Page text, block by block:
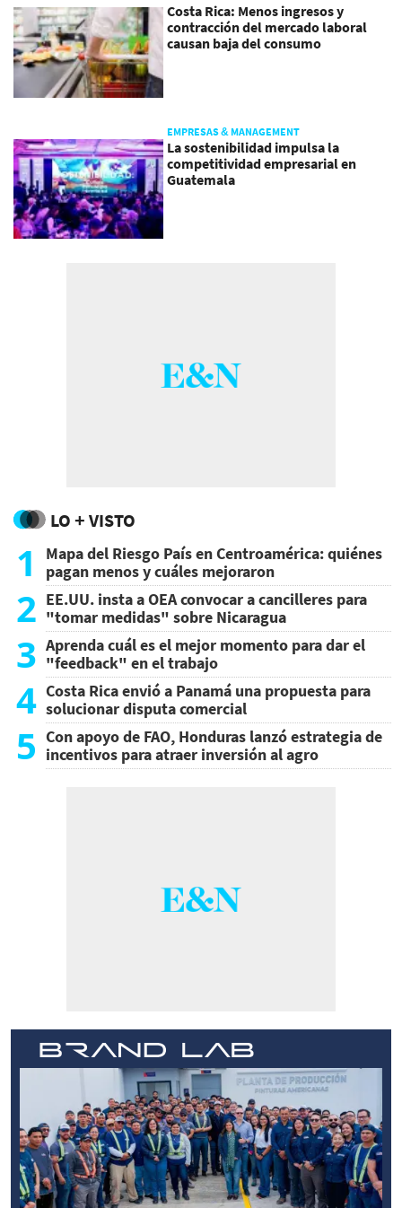
Costa Rica: Menos ingresos y
contracción del mercado laboral
causan baja del consumo
EMPRESAS & MANAGEMENT
La sostenibilidad impulsa la
competitividad empresarial en
Guatemala
LO + VISTO
1
Mapa del Riesgo País en Centroamérica: quiénes
pagan menos y cuáles mejoraron
2 EE.UU. insta a OEA convocar a cancilleres para
"tomar medidas" sobre Nicaragua
3 Aprenda cuál es el mejor momento para dar el
"feedback" en el trabajo
4 Costa Rica envió a Panamá una propuesta para
solucionar disputa comercial
5 Con apoyo de FAO, Honduras lanzó estrategia de
incentivos para atraer inversión al agro